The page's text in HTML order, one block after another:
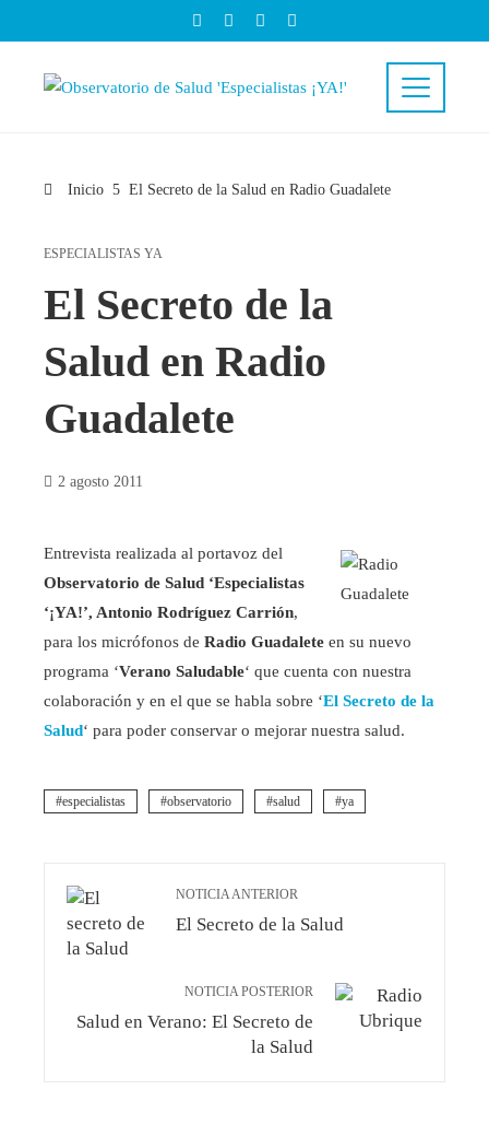
Inicio El Secreto de la Salud en Radio Guadalete
ESPECIALISTAS YA
El Secreto de la
Salud en Radio
Guadalete
2 agosto 2011
Entrevista realizada al portavoz del
Observatorio de Salud ‘Especialistas
‘¡YA!’, Antonio Rodríguez Carrión,
para los micrófonos de Radio Guadalete en su nuevo
programa ‘Verano Saludable‘ que cuenta con nuestra
colaboración y en el que se habla sobre ‘El Secreto de la
Salud‘ para poder conservar o mejorar nuestra salud.
especialistas observatorio salud ya
NOTICIA ANTERIOR
El Secreto de la Salud
NOTICIA POSTERIOR
Salud en Verano: El Secreto de
la Salud